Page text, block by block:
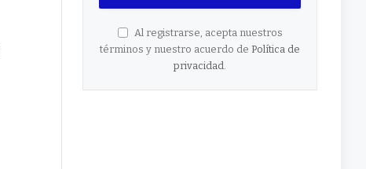
Al registrarse, acepta nuestros
términos y nuestro acuerdo de Política de
privacidad.